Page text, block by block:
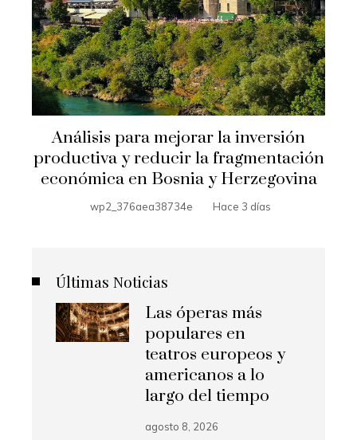
Análisis para mejorar la inversión
productiva y reducir la fragmentación
económica en Bosnia y Herzegovina
wp2_376aea38734e Hace 3 días
Últimas Noticias
Las óperas más
populares en
teatros europeos y
americanos a lo
largo del tiempo
agosto 8, 2026